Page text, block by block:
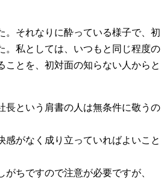
。それなりに酔っている様子で、初
。私としては、いつもと同じ程度の
とを、初対面の知らない人からと
長という肩書の人は無条件に敬うの
がなく成り立っていればよいこと
ちですので注意が必要ですが、